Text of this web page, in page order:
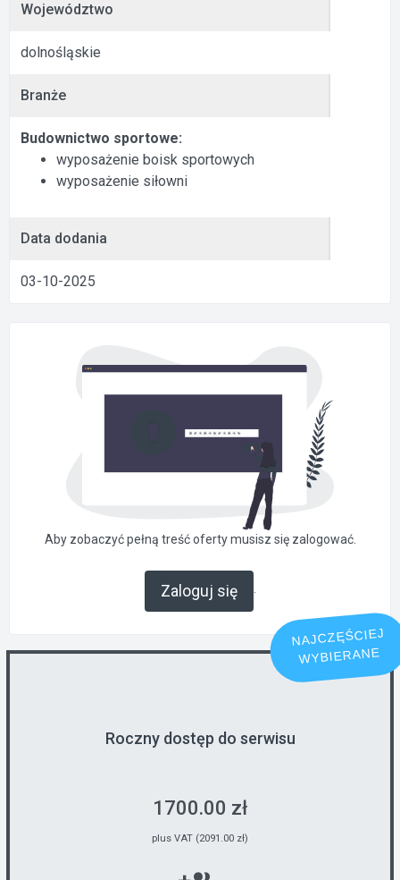
Województwo
dolnośląskie
Branże
Budownictwo sportowe:
wyposażenie boisk sportowych
wyposażenie siłowni
Data dodania
03-10-2025
Aby zobaczyć pełną treść oferty musisz się zalogować.
Zaloguj się .
NAJCZĘŚCIEJ
WYBIERANE
Roczny dostęp do serwisu
1700.00 zł
plus VAT (2091.00 zł)